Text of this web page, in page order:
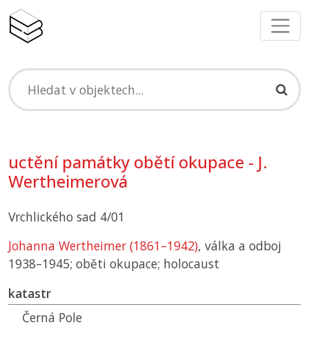
uctění památky obětí okupace - J.
Wertheimerová
Vrchlického sad 4/01
Johanna Wertheimer (1861–1942), válka a odboj
1938–1945; oběti okupace; holocaust
katastr
Černá Pole